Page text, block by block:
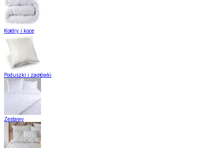
Kołdry i koce
Poduszki i zagłówki
Zestawy